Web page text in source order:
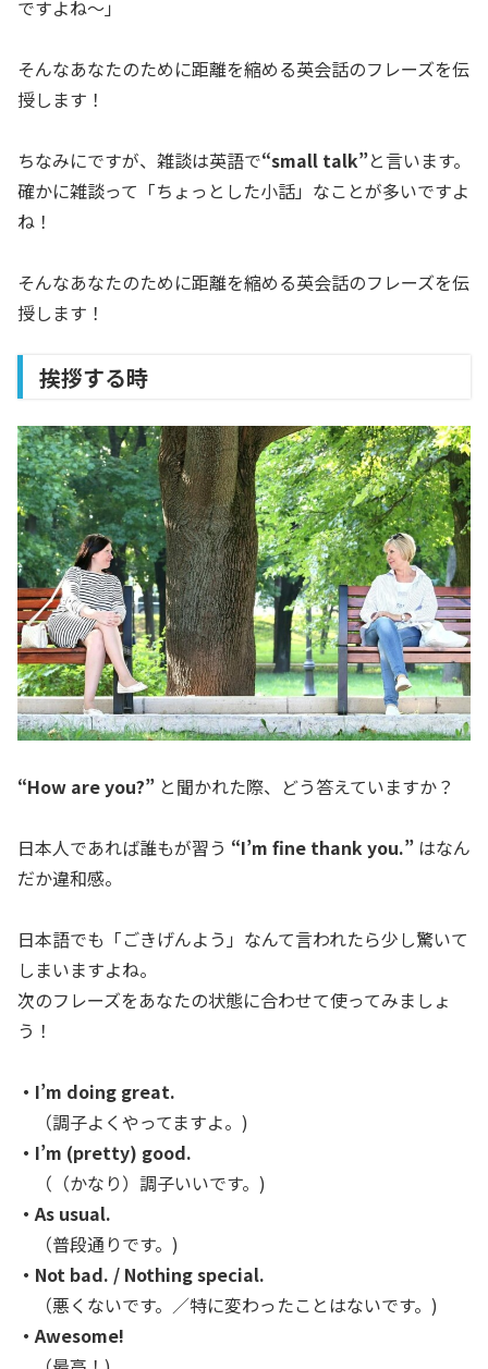
ですよね〜」
そんなあなたのために距離を縮める英会話のフレーズを伝
授します！
ちなみにですが、雑談は英語で“small talk”と言います。
確かに雑談って「ちょっとした小話」なことが多いですよ
ね！
そんなあなたのために距離を縮める英会話のフレーズを伝
授します！
挨拶する時
“How are you?” と聞かれた際、どう答えていますか？
日本人であれば誰もが習う “I’m fine thank you.” はなん
だか違和感。
日本語でも「ごきげんよう」なんて言われたら少し驚いて
しまいますよね。
次のフレーズをあなたの状態に合わせて使ってみましょ
う！
・I’m doing great.
（調子よくやってますよ。)
・I’m (pretty) good.
（（かなり）調子いいです。)
・As usual.
（普段通りです。)
・Not bad. / Nothing special.
（悪くないです。／特に変わったことはないです。)
・Awesome!